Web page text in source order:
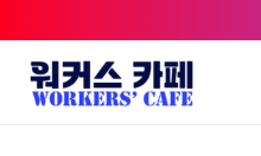
건너뛰기